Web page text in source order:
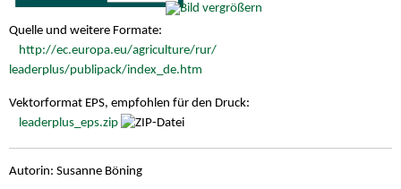
Quelle und weitere Formate:
http://ec.europa.eu/agriculture/rur/
leaderplus/publipack/index_de.htm
Vektorformat EPS, empfohlen für den Druck:
leaderplus_eps.zip
Autorin: Susanne Böning